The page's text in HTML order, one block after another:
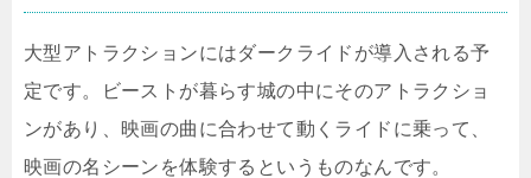
大型アトラクションにはダークライドが導入される予
定です。ビーストが暮らす城の中にそのアトラクショ
ンがあり、映画の曲に合わせて動くライドに乗って、
映画の名シーンを体験するというものなんです。